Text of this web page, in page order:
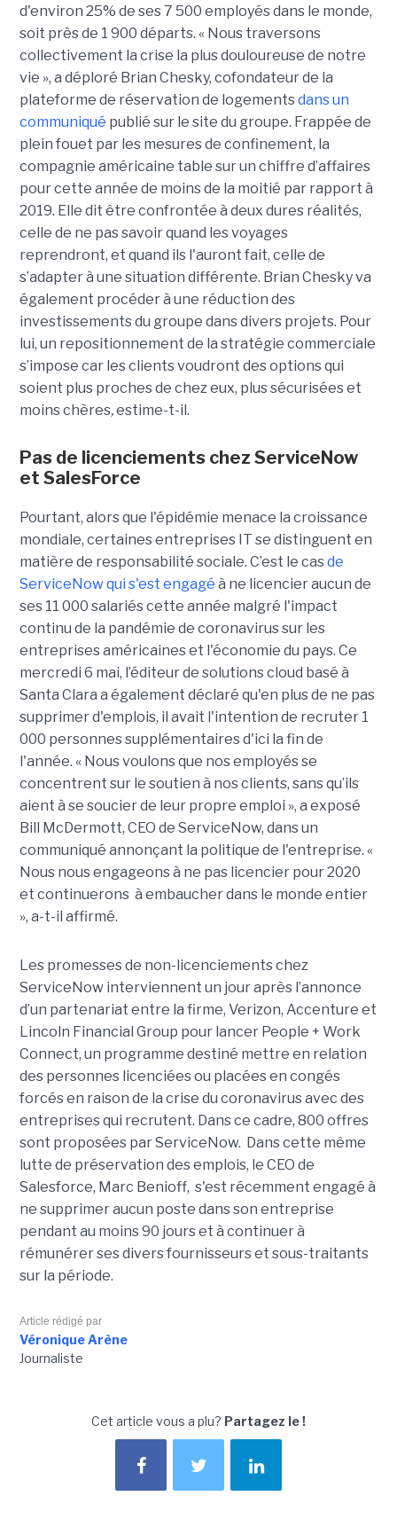
d'environ 25% de ses 7 500 employés dans le monde,
soit près de 1 900 départs. « Nous traversons
collectivement la crise la plus douloureuse de notre
vie », a déploré Brian Chesky, cofondateur de la
plateforme de réservation de logementsdans un
communiqué publié sur le site du groupe. Frappée de
plein fouet par les mesures de confinement, la
compagnie américaine table sur un chiffre d’affaires
pour cette année de moins de la moitié par rapport à
2019. Elle dit être confrontée à deux dures réalités,
celle de ne pas savoir quand les voyages
reprendront, et quand ils l'auront fait, celle de
s’adapter à une situation différente. Brian Chesky va
également procéder à une réduction des
investissements du groupe dans divers projets. Pour
lui, un repositionnement de la stratégie commerciale
s’impose car les clients voudront des options qui
soient plus proches de chez eux, plus sécurisées et
moins chères,estime-t-il.
Pas de licenciements chez ServiceNow
et SalesForce
Pourtant, alors que l'épidémie menace la croissance
mondiale, certaines entreprises IT se distinguent en
matière de responsabilité sociale. C’est le casde
ServiceNow qui s'est engagé à ne licencier aucun de
ses 11 000 salariés cette année malgré l'impact
continu de la pandémie de coronavirus sur les
entreprises américaines et l'économie du pays. Ce
mercredi 6 mai, l’éditeur de solutions cloud basé à
Santa Clara a également déclaré qu'en plus de ne pas
supprimer d'emplois, il avait l'intention de recruter 1
000 personnes supplémentaires d'ici la fin de
l'année. « Nous voulons que nos employés se
concentrent sur le soutien à nos clients, sans qu’ils
aient à se soucier de leur propre emploi », a exposé
Bill McDermott, CEO de ServiceNow, dans un
communiqué annonçant la politique de l'entreprise. «
Nous nous engageons à ne pas licencier pour 2020
et continuerons à embaucher dans le monde entier
», a-t-il affirmé.
Les promesses de non-licenciements chez
ServiceNow interviennent un jour après l’annonce
d’un partenariat entre la firme, Verizon, Accenture et
Lincoln Financial Group pour lancer People + Work
Connect, un programme destiné mettre en relation
des personnes licenciées ou placées en congés
forcés en raison de la crise du coronavirus avec des
entreprises qui recrutent. Dans ce cadre, 800 offres
sont proposées par ServiceNow. Dans cette même
lutte de préservation des emplois, le CEO de
Salesforce, Marc Benioff, s'est récemment engagé à
ne supprimer aucun poste dans son entreprise
pendant au moins 90 jours et à continuer à
rémunérer ses divers fournisseurs et sous-traitants
sur la période.
Article rédigé par
Véronique Arène
Journaliste
Cet article vous a plu? Partagez le !